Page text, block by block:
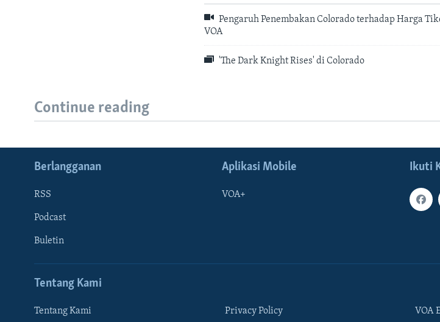
Pengaruh Penembakan Colorado terhadap Harga
VOA
'The Dark Knight Rises' di Colorado
Continue reading
Ikuti
Berlangganan
RSS
Podcast
Buletin
Aplikasi Mobile
VOA+
Tentang Kami
Tentang Kami Privacy Policy VOA